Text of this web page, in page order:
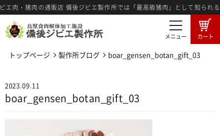
肉・猪肉の通販店 備後ジビエ製作所では「最高級猪肉」として知られる
メニュー カート
商品一覧 卸売希望者募集
卸売商品のご注文
広島備後地域のジビエ ジビエ料理紹介
トップページ 製作所ブログ boar_gensen_botan_gift_03
2023.09.11
boar_gensen_botan_gift_03